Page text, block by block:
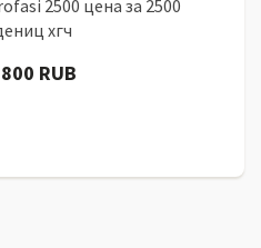
2500 цена за 2500
хгч
RUB